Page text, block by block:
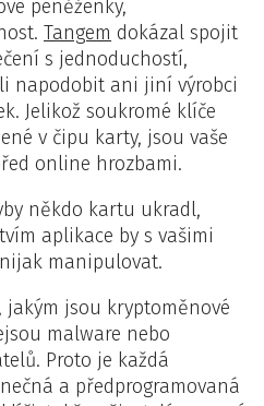
peněženky,
Tangem dokázal spojit
s jednoduchostí,
napodobit ani jiní výrobci
Jelikož soukromé klíče
v čipu karty, jsou vaše
online hrozbami.
někdo kartu ukradl,
aplikace by s vašimi
manipulovat.
jakým jsou kryptoměnové
malware nebo
Proto je každá
a předprogramovaná